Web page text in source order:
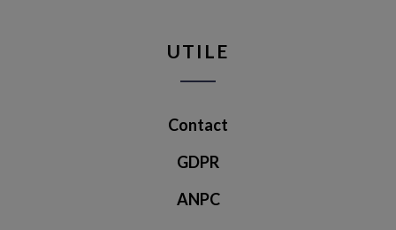
UTILE
Contact
GDPR
ANPC